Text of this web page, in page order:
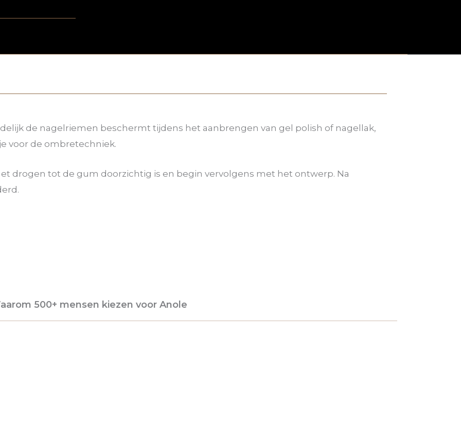
de nagelriemen beschermt tijdens het aanbrengen van gel polish of nagellak,
voor de ombretechniek.
drogen tot de gum doorzichtig is en begin vervolgens met het ontwerp. Na
500+ mensen kiezen voor Anole